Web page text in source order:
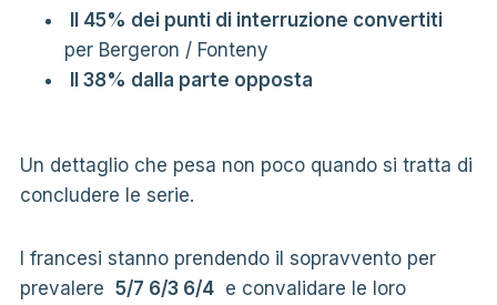
Il 45% dei punti di interruzione convertiti
per Bergeron / Fonteny
Il 38% dalla parte opposta
Un dettaglio che pesa non poco quando si tratta di
concludere le serie.
I francesi stanno prendendo il sopravvento per
prevalere 5/7 6/3 6/4e convalidare le loro